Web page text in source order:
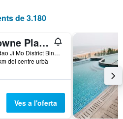
de 3.180
Crowne Plaza Qingdao Ocean Spring Resort By IHG
Qingdao Ji Mo District Binhai Avenue 188, Qingdao, Xina
del centre urbà
Ves a l'oferta